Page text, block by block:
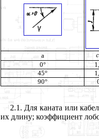
a c
0°
45°
90°
2.1. Для каната или
их длину; коэффициент